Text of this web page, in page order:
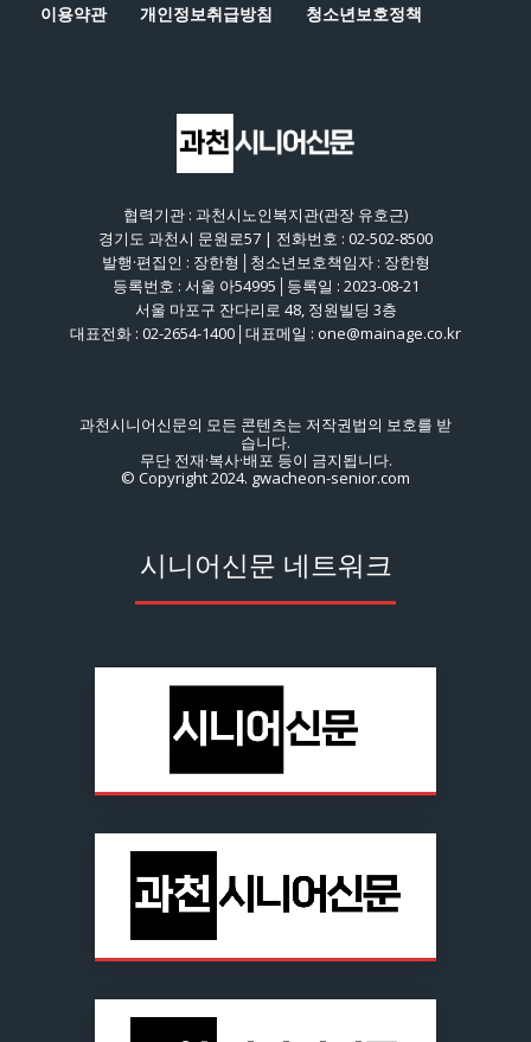
이용약관 개인정보취급방침 청소년보호정책
협력기관 : 과천시노인복지관(관장 유호근)
경기도 과천시 문원로57 | 전화번호 : 02-502-8500
발행·편집인 : 장한형│청소년보호책임자 : 장한형
등록번호 : 서울 아54995│등록일 : 2023-08-21
서울 마포구 잔다리로 48, 정원빌딩 3층
대표전화 : 02-2654-1400│대표메일 : one@mainage.co.kr
과천시니어신문의 모든 콘텐츠는 저작권법의 보호를 받
습니다.
무단 전재·복사·배포 등이 금지됩니다.
© Copyright 2024. gwacheon-senior.com
시니어신문 네트워크